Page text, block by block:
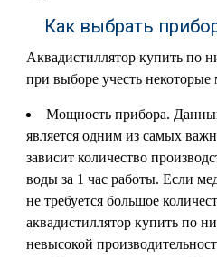
Как выбрать
Аквадистиллятор купить по
при выборе учесть
Мощность прибора.
является одним из самых
зависит количество
воды за 1 час работы. Если
не требуется большое
аквадистиллятор купить по
невысокой